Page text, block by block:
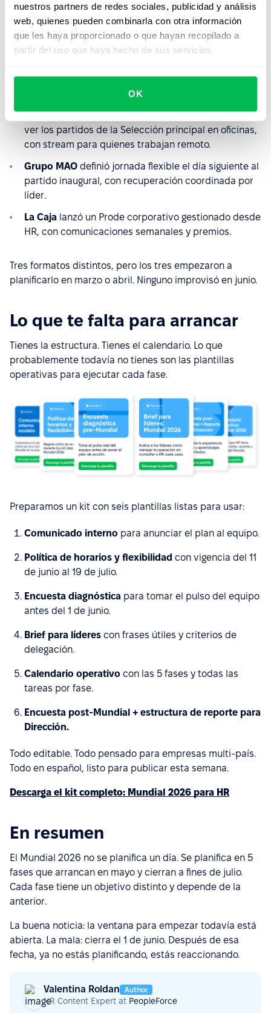
nuestros partners de redes sociales, publicidad y análisis
web, quienes pueden combinarla con otra información
que les haya proporcionado o que hayan recopilado a
partir del uso que haya hecho de sus servicios.
OK
El caso de tres empresas que
ya lo tienen claro
haciendo algunas marcas grandes con presencia en
Adidashabilitó espacios y transmisión interna para
ver los partidos de la Selección principal en oficinas,
con stream para quienes trabajan remoto.
Grupo MAO definió jornada flexible el día siguiente al
partido inaugural, con recuperación coordinada por
líder.
La Caja lanzó un Prode corporativo gestionado desde
HR, con comunicaciones semanales y premios.
Tres formatos distintos, pero los tres empezaron a
planificarlo en marzo o abril. Ninguno improvisó en junio.
Lo que te falta para arrancar
Tienes la estructura. Tienes el calendario. Lo que
probablemente todavía no tienes son las plantillas
operativas para ejecutar cada fase.
Preparamos un kit con seis plantillas listas para usar:
Comunicado interno para anunciar el plan al equipo.
Política de horarios y flexibilidad con vigencia del 11
de junio al 19 de julio.
Encuesta diagnóstica para tomar el pulso del equipo
antes del 1 de junio.
Brief para líderes con frases útiles y criterios de
delegación.
Calendario operativo con las 5 fases y todas las
tareas por fase.
Encuesta post-Mundial + estructura de reporte para
Dirección.
Todo editable. Todo pensado para empresas multi-país.
Todo en español, listo para publicar esta semana.
Descarga el kit completo: Mundial 2026 para HR
En resumen
El Mundial 2026 no se planifica un día. Se planifica en 5
fases que arrancan en mayo y cierran a fines de julio.
Cada fase tiene un objetivo distinto y depende de la
anterior.
La buena noticia: la ventana para empezar todavía está
abierta. La mala: cierra el 1 de junio. Después de esa
fecha, ya no estás planificando, estás reaccionando.
Valentina Roldan Author
HR Content Expert at PeopleForce